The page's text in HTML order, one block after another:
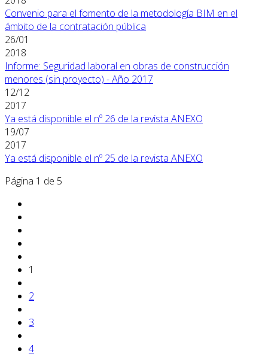
Convenio para el fomento de la metodología BIM en el
ámbito de la contratación pública
26/01
2018
Informe: Seguridad laboral en obras de construcción
menores (sin proyecto) - Año 2017
12/12
2017
Ya está disponible el nº 26 de la revista ANEXO
19/07
2017
Ya está disponible el nº 25 de la revista ANEXO
Página 1 de 5
1
2
3
4